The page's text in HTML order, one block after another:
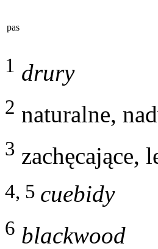
pas
1 drury
2 naturalne,
3 zachęcające,
4, 5 cuebidy
6 blackwood